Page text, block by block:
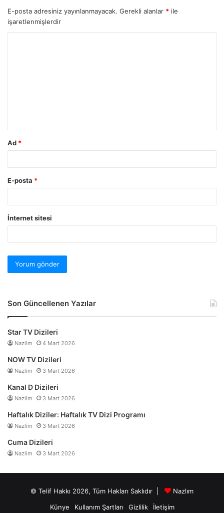
E-posta adresiniz yayınlanmayacak. Gerekli alanlar * ile
işaretlenmişlerdir
Ad *
E-posta *
İnternet sitesi
Son Güncellenen Yazılar
Star TV Dizileri
Nazlim 4 Mart 2026
NOW TV Dizileri
Nazlim 3 Mart 2026
Kanal D Dizileri
Nazlim 3 Mart 2026
Haftalık Diziler: Haftalık TV Dizi Programı
Nazlim 3 Mart 2026
Cuma Dizileri
Nazlim 3 Mart 2026
© Telif Hakkı 2026, Tüm Hakları Saklıdır |
Nazlım
Künye
Kullanım Şartları Gizlilik İletişim